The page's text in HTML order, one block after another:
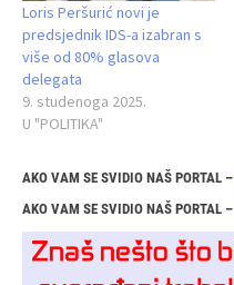
Loris Peršurić novi je
predsjednik IDS-a izabran s
više od 80% glasova
delegata
9. studenoga 2025.
U "POLITIKA"
AKO VAM SE SVIDIO NAŠ PORTAL –
AKO VAM SE SVIDIO NAŠ PORTAL –